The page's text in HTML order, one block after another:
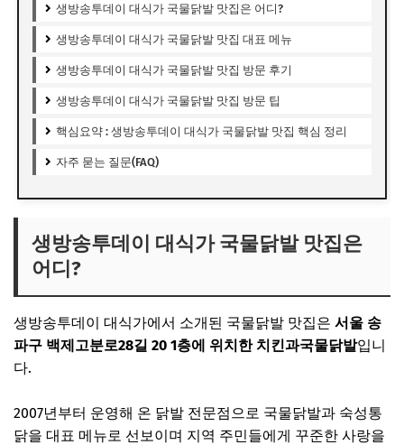
생방송투데이 대식가 국물닭발 맛집은 어디?
생방송투데이 대식가 국물닭발 맛집 대표 메뉴
생방송투데이 대식가 국물닭발 맛집 방문 후기
생방송투데이 대식가 국물닭발 맛집 방문 팁
핵심요약 : 생방송투데이 대식가 국물닭발 맛집 핵심 정리
자주 묻는 질문(FAQ)
생방송투데이 대식가 국물닭발 맛집은
어디?
생방송투데이 대식가에서 소개된 국물닭발 맛집은 서울 송
파구 백제고분로28길 20 1층에 위치한 치킨과국물닭발입니
다.
2007년부터 운영해 온 닭발 전문점으로 국물닭발과 숙성통
닭을 대표 메뉴로 선보이며 지역 주민들에게 꾸준한 사랑을